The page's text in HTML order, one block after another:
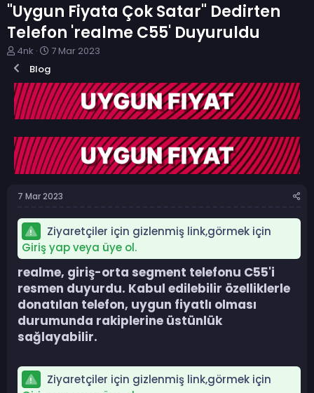
"Uygun Fiyata Çok Satar" Dedirten
Telefon 'realme C55' Duyuruldu
K
o
n
b
u
y
b
a
ş
l
4nk
B
l
a
n
ı
ç
t
a
i
i
7 Mar 2023
Blog
7 Mar 2023
Ziyaretçiler için gizlenmiş link,görmek için
Giriş yap veya üye ol.
realme, giriş-orta segment telefonu C55'i
resmen duyurdu. Kabul edilebilir özelliklerle
donatılan telefon, uygun fiyatlı olması
durumunda rakiplerine üstünlük
sağlayabilir.​
Ziyaretçiler için gizlenmiş link,görmek için